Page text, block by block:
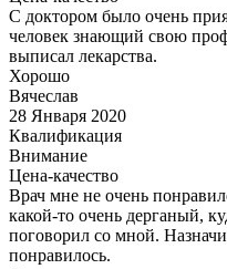
С доктором было очень
человек знающий свою
выписал лекарства.
Хорошо
Вячеслав
28 Января 2020
Квалификация
Внимание
Цена-качество
Врач мне не очень
какой-то очень дерганый,
поговорил со мной.
понравилось.